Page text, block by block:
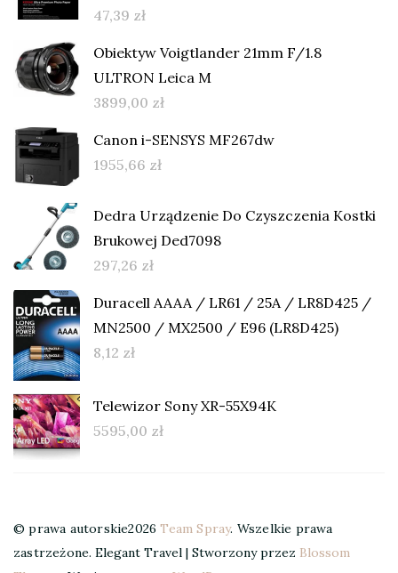
47,39 zł
Obiektyw Voigtlander 21mm F/1.8
ULTRON Leica M
3899,00 zł
Canon i-SENSYS MF267dw
1955,66 zł
Dedra Urządzenie Do Czyszczenia Kostki
Brukowej Ded7098
297,26 zł
Duracell AAAA / LR61 / 25A / LR8D425 /
MN2500 / MX2500 / E96 (LR8D425)
8,12 zł
Telewizor Sony XR-55X94K
5595,00 zł
© prawa autorskie2026Team Spray. Wszelkie prawa
zastrzeżone. Elegant Travel | Stworzony przez Blossom